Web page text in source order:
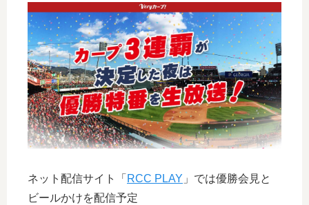
ネット配信サイト「 RCC PLAY 」では優勝会見と
ビールかけを配信予定